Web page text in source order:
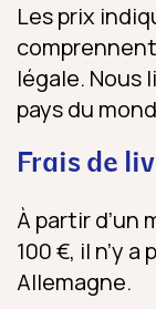
Les prix
légale. Nous
pays du
Frais de
À partir
100 €, il n’y
Allemagne.